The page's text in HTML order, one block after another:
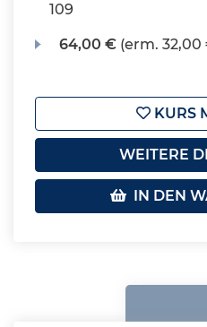
109
64,00 € (erm. 32,00
KURS
WEITERE
IN DEN